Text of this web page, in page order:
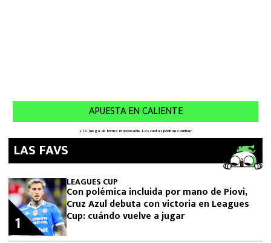
LAS FAVS
LEAGUES CUP
Con polémica incluida por mano de Piovi,
Cruz Azul debuta con victoria en Leagues
Cup: cuándo vuelve a jugar
1